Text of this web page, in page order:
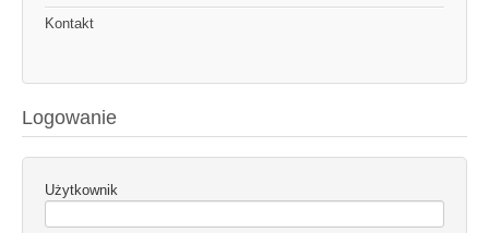
Kontakt
Logowanie
Użytkownik